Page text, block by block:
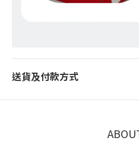
送貨及付款方式